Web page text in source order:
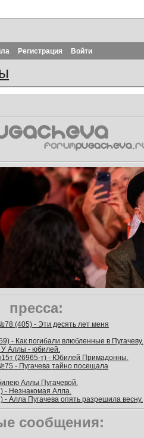
Регистрация Войти
пресса:
(405) - Эти десять лет меня
- Как погибали влюбленные в Пугачеву.
Аллы - юбилей.
(26965-т) - Юбилей Примадонны.
- Пугачева тайно посещала
Аллы Пугачевой.
- Незнакомая Алла.
Алла Пугачева опять разрешила весну.
сообщения: